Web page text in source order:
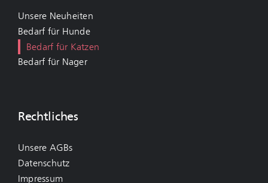
Unsere Neuheiten
Bedarf für Hunde
Bedarf für Katzen
Bedarf für Nager
Rechtliches
Unsere AGBs
Datenschutz
Impressum